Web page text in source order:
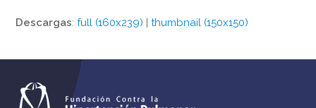
Descargas:full (160x239) |thumbnail (150x150)